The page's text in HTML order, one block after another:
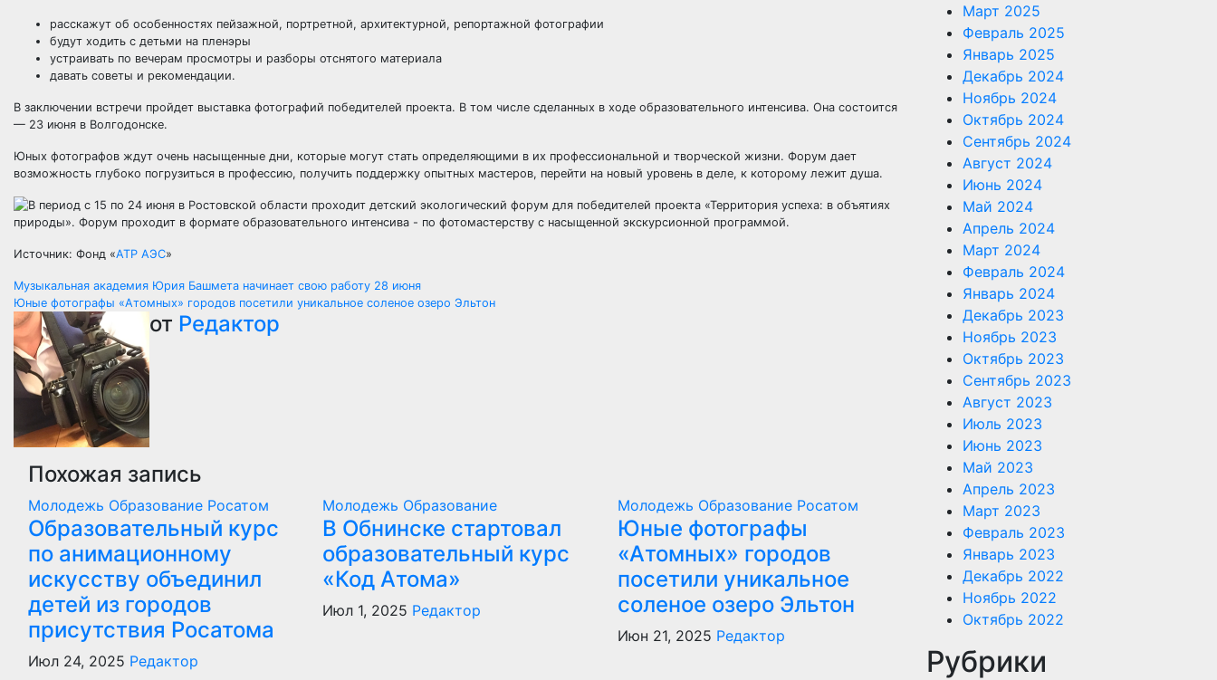
расскажут об особенностях пейзажной, портретной, архитектурной, репортажной фотографии
будут ходить с детьми на пленэры
устраивать по вечерам просмотры и разборы отснятого материала
давать советы и рекомендации.
В заключении встречи пройдет выставка фотографий победителей проекта. В том числе сделанных в ходе образовательного интенсива. Она состоится
— 23 июня в Волгодонске.
Юных фотографов ждут очень насыщенные дни, которые могут стать определяющими в их профессиональной и творческой жизни. Форум дает
возможность глубоко погрузиться в профессию, получить поддержку опытных мастеров, перейти на новый уровень в деле, к которому лежит душа.
Источник: Фонд «АТР АЭС»
Навигация
по
записям
Музыкальная академия Юрия Башмета начинает свою работу 28 июня
Юные фотографы «Атомных» городов посетили уникальное соленое озеро Эльтон
от Редактор
Похожая запись
Молодежь Образование Росатом
Образовательный курс
по анимационному
искусству объединил
детей из городов
присутствия Росатома
Июл 24, 2025 Редактор
Молодежь Образование
В Обнинске стартовал
образовательный курс
«Код Атома»
Июл 1, 2025 Редактор
Молодежь Образование Росатом
Юные фотографы
«Атомных» городов
посетили уникальное
соленое озеро Эльтон
Июн 21, 2025 Редактор
Март 2025
Февраль 2025
Январь 2025
Декабрь 2024
Ноябрь 2024
Октябрь 2024
Сентябрь 2024
Август 2024
Июнь 2024
Май 2024
Апрель 2024
Март 2024
Февраль 2024
Январь 2024
Декабрь 2023
Ноябрь 2023
Октябрь 2023
Сентябрь 2023
Август 2023
Июль 2023
Июнь 2023
Май 2023
Апрель 2023
Март 2023
Февраль 2023
Январь 2023
Декабрь 2022
Ноябрь 2022
Октябрь 2022
Рубрики